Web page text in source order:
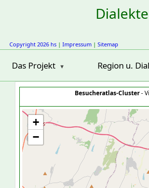
Copyright 2026 hs | Impressum | Sitemap
Das Projekt Region u.
Besucheratlas-Cluster-
+
−